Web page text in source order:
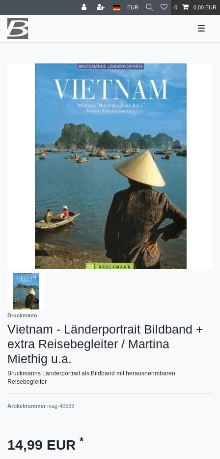
EUR 0 0,00 EUR
☰
Bruckmann
Vietnam - Länderportrait Bildband +
extra Reisebegleiter / Martina
Miethig u.a.
Bruckmanns Länderportrait als Bildband mit herausnehmbaren
Reisebegleiter
Artikelnummer mag-40533
14,99 EUR *